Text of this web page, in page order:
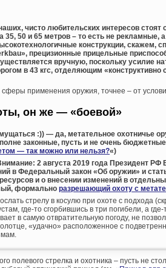
чисто любительских интересов стоят
35, 50 и 65 метров – то есть не
конструкции, скажем,
прецизионные прицельные
вручную, поскольку усилие
в 43 кгс, отделяющим
сферы применения оружия, точнее – от
он же — «боевой»
:)) — да, метательное охотничье
законные, пусть и не очень
— так можно или нельзя?«)
2 августа 2019 года Президент
в Федеральный закон «Об оружии» и
и о внесении изменений в
формально разрешающий охоту с
стрелу в косулю при охоте с подхода
где-то сгорбившись в три погибели, а
в самую отвратительную погоду, не
«удачно» расположенное с
полевого стрелка и охотника – пусть не